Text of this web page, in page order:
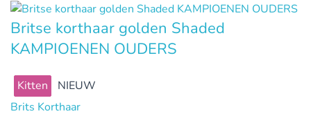
Britse korthaar golden Shaded
KAMPIOENEN OUDERS
Kitten
NIEUW
Brits Korthaar